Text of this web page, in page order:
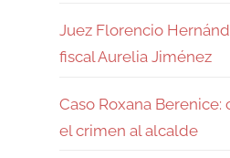
Juez Florencio
fiscal Aurelia Jiménez
Caso Roxana
el crimen al alcalde